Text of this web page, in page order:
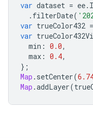
var dataset = ee.
. filterDate(
var trueColor432 =
var
min : 0.0,
max : 0.4,
};
Map . setCenter(
Map .addLayer(